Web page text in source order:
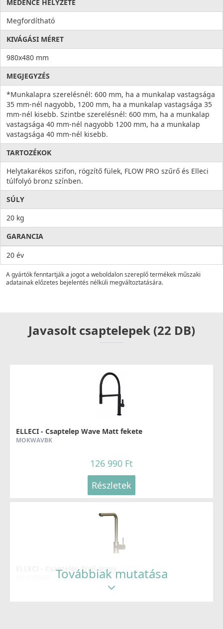
MEDENCE HELYZETE
Megfordítható
KIVÁGÁSI MÉRET
980x480 mm
MEGJEGYZÉS
*Munkalapra szerelésnél: 600 mm, ha a munkalap vastagsága
35 mm-nél nagyobb, 1200 mm, ha a munkalap vastagsága 35
mm-nél kisebb. Szintbe szerelésnél: 600 mm, ha a munkalap
vastagsága 40 mm-nél nagyobb 1200 mm, ha a munkalap
vastagsága 40 mm-nél kisebb.
TARTOZÉKOK
Helytakarékos szifon, rögzítő fülek, FLOW PRO szűrő és Elleci
túlfolyó bronz színben.
SÚLY
20 kg
GARANCIA
20 év
A gyártók fenntartják a jogot a weboldalon szereplő termékek műszaki
adatainak előzetes bejelentés nélküli megváltoztatására.
Javasolt csaptelepek (22 DB)
ELLECI - Csaptelep Wave Matt fekete
MOKWAVBK
126 990 Ft
Részletek
ELLECI - Csaptelep Trail arany
Továbbiak mutatása